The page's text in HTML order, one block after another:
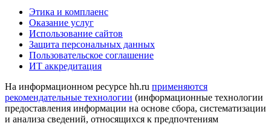
Этика и комплаенс
Оказание услуг
Использование сайтов
Защита персональных данных
Пользовательское соглашение
ИТ аккредитация
На информационном ресурсе hh.ru применяются
рекомендательные технологии (информационные технологии
предоставления информации на основе сбора, систематизации
и анализа сведений, относящихся к предпочтениям